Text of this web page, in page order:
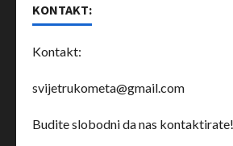
KONTAKT:
Kontakt:
svijetrukometa@gmail.com
Budite slobodni da nas